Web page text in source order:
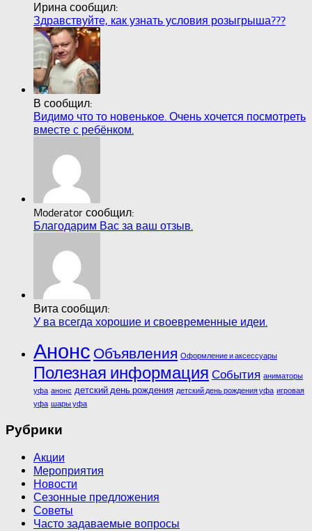
Ирина сообщил:
Здравствуйте, как узнать условия розыгрыша???
В сообщил:
Видимо что то новенькое. Очень хочется посмотреть
вместе с ребёнком.
Moderator сообщил:
Благодарим Вас за ваш отзыв.
Вита сообщил:
У ва всегда хорошие и своевременные идеи.
Анонс Объявления Оформление и аксессуары
Полезная информация События аниматоры
уфа анонс детский день рождения детский день рождения уфа игровая
уфа шары уфа
Рубрики
Акции
Мероприятия
Новости
Сезонные предложения
Советы
Часто задаваемые вопросы